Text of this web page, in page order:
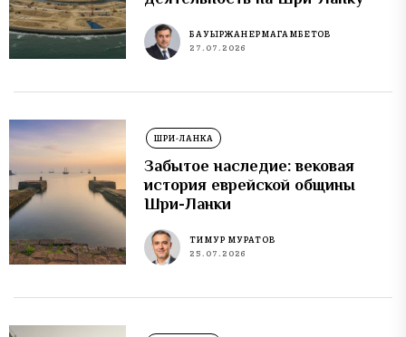
БАУЫРЖАН ЕРМАГАМБЕТОВ
27.07.2026
ШРИ-ЛАНКА
Забытое наследие: вековая
история еврейской общины
Шри-Ланки
ТИМУР МУРАТОВ
25.07.2026